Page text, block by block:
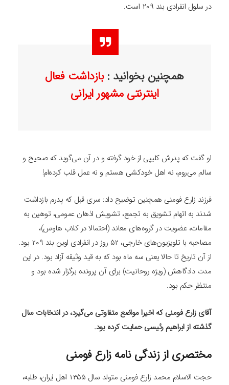
در سلول انفرادی بند ۲۰۹ است.
همچنین بخوانید :بازداشت فعال
اینترنتی مشهور ایرانی
او گفت که پدرش کلیپی از خود گرفته و در آن می‌گوید که صحیح و
سالم می‌روم، نه اهل خودکشی هستم و نه عمل قلب کرده‌ام!
فرزند زارع فومنی همچنین توضیح داد: سری قبل که پدرم بازداشت
شدند به اتهام تشویق به تجمع، تشویش اذهان عمومی، توهین به
مقامات، عضویت در گروه‌های معاند (احتمالا در کلاب هاوس)،
مصاحبه با تلویزیون‌های خارجی، ۵۲ روز در انفرادی اوین بند ۲۰۹ بود.
از آن تاریخ تا حالا یعنی سه ماه بود که به قید وثیقه آزاد بود. در این
مدت دادگاهش (ویژه روحانیت) برای آن پرونده برگزار شده بود و
منتظر حکم بود.
آقای زارع فومنی که اخیرا مواضع متفاوتی می‌گیرد، در انتخابات سال
گذشته از ابراهیم رئیسی حمایت کرده بود.
مختصری از زندگی نامه زارع فومنی
حجت الاسلام محمد زارع فومنی متولد سال ۱۳۵۵ اهل ایران، طلبه،